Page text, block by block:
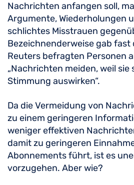
Nachrichten anfangen soll,
Argumente, Wiederholungen
schlichtes Misstrauen
Bezeichnenderweise gab fast
Reuters befragten Personen
„Nachrichten meiden, weil
Stimmung auswirken“.
Da die Vermeidung von
zu einem geringeren
weniger effektiven
damit zu geringeren
Abonnements führt, ist es
vorzugehen. Aber wie?